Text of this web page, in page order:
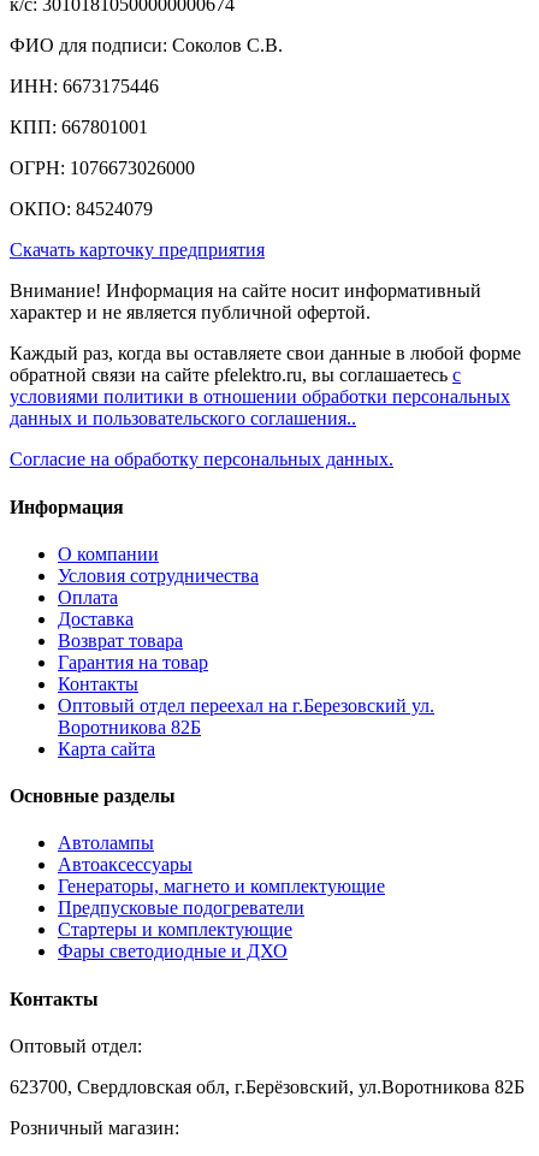
к/c: 30101810500000000674
ФИО для подписи: Соколов С.В.
ИНН: 6673175446
КПП: 667801001
ОГРН: 1076673026000
ОКПО: 84524079
Скачать карточку предприятия
Внимание! Информация на сайте носит информативный
характер и не является публичной офертой.
Каждый раз, когда вы оставляете свои данные в любой форме
обратной связи на сайте pfelektro.ru, вы соглашаетесь с
условиями политики в отношении обработки персональных
данных и пользовательского соглашения..
Согласие на обработку персональных данных.
Информация
О компании
Условия сотрудничества
Оплата
Доставка
Возврат товара
Гарантия на товар
Контакты
Оптовый отдел переехал на г.Березовский ул.
Воротникова 82Б
Карта сайта
Основные разделы
Автолампы
Автоаксессуары
Генераторы, магнето и комплектующие
Предпусковые подогреватели
Стартеры и комплектующие
Фары светодиодные и ДХО
Контакты
Оптовый отдел:
623700, Свердловская обл, г.Берёзовский, ул.Воротникова 82Б
Розничный магазин: